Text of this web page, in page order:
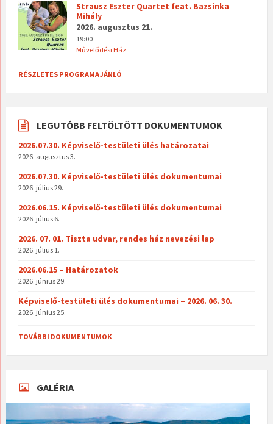
Strausz Eszter Quartet feat. Bazsinka
Mihály
2026. augusztus 21.
19:00
Művelődési Ház
RÉSZLETES PROGRAMAJÁNLÓ
LEGUTÓBB FELTÖLTÖTT DOKUMENTUMOK
2026.07.30. Képviselő-testületi ülés határozatai
2026. augusztus 3.
2026.07.30. Képviselő-testületi ülés dokumentumai
2026. július 29.
2026.06.15. Képviselő-testületi ülés dokumentumai
2026. július 6.
2026. 07. 01. Tiszta udvar, rendes ház nevezési lap
2026. július 1.
2026.06.15 – Határozatok
2026. június 29.
Képviselő-testületi ülés dokumentumai – 2026. 06. 30.
2026. június 25.
TOVÁBBI DOKUMENTUMOK
GALÉRIA